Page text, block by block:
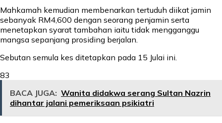
Mahkamah kemudian membenarkan tertuduh diikat jamin
sebanyak RM4,600 dengan seorang penjamin serta
menetapkan syarat tambahan iaitu tidak mengganggu
mangsa sepanjang prosiding berjalan.
Sebutan semula kes ditetapkan pada 15 Julai ini.
83
BACA JUGA: Wanita didakwa serang Sultan Nazrin
dihantar jalani pemeriksaan psikiatri